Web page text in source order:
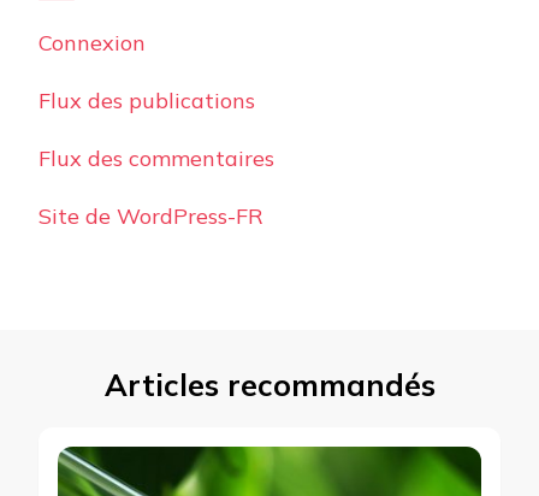
Connexion
Flux des publications
Flux des commentaires
Site de WordPress-FR
Articles recommandés